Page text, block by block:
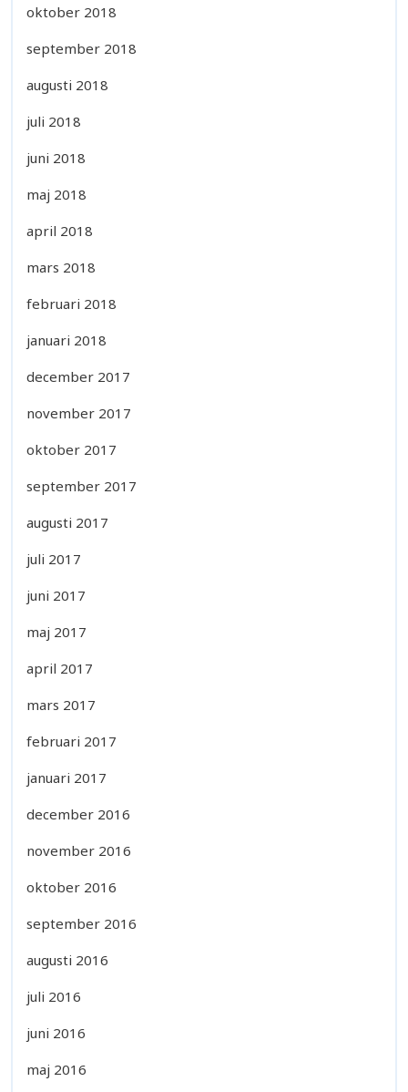
oktober 2018
september 2018
augusti 2018
juli 2018
juni 2018
maj 2018
april 2018
mars 2018
februari 2018
januari 2018
december 2017
november 2017
oktober 2017
september 2017
augusti 2017
juli 2017
juni 2017
maj 2017
april 2017
mars 2017
februari 2017
januari 2017
december 2016
november 2016
oktober 2016
september 2016
augusti 2016
juli 2016
juni 2016
maj 2016